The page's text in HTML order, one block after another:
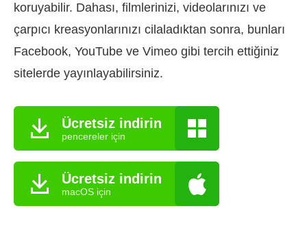
koruyabilir. Dahası, filmlerinizi, videolarınızı ve
çarpıcı kreasyonlarınızı cilaladıktan sonra, bunları
Facebook, YouTube ve Vimeo gibi tercih ettiğiniz
sitelerde yayınlayabilirsiniz.
Ücretsiz indirin
pencereler için
Ücretsiz indirin
macOS için